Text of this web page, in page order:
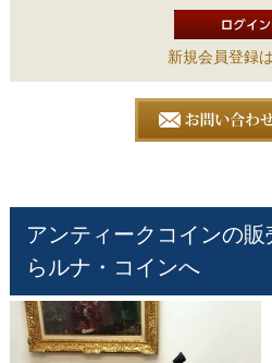
新規会員登録
アンティークコインの
らルナ・コインへ